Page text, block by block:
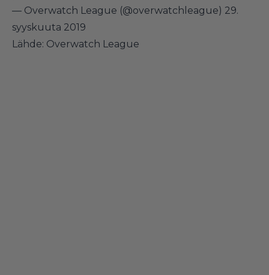
— Overwatch League (@overwatchleague) 29.
syyskuuta 2019
Lähde: Overwatch League